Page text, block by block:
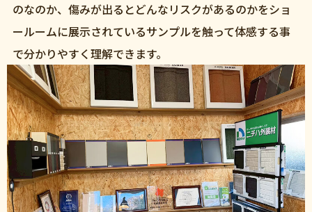
のなのか、傷みが出るとどんなリスクがあるのかをショ
ールームに展示されているサンプルを触って体感する事
で分かりやすく理解できます。